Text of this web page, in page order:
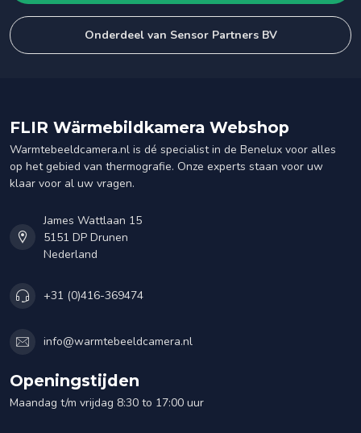
Onderdeel van Sensor Partners BV
FLIR Wärmebildkamera Webshop
Warmtebeeldcamera.nl is dé specialist in de Benelux voor alles
op het gebied van thermografie. Onze experts staan voor uw
klaar voor al uw vragen.
James Wattlaan 15
5151 DP Drunen
Nederland
+31 (0)416-369474
info@warmtebeeldcamera.nl
Openingstijden
Maandag t/m vrijdag 8:30 to 17:00 uur